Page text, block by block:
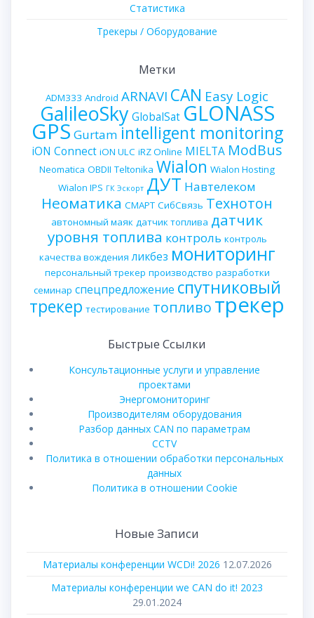
Статистика
Трекеры / Оборудование
Метки
ADM333 Android ARNAVI CAN Easy Logic
GalileoSky GlobalSat GLONASS
GPS Gurtam intelligent monitoring
iON Connect iON ULC iRZ Online MIELTA ModBus
Neomatica OBDII Teltonika Wialon Wialon Hosting
Wialon IPS ГК Эскорт ДУТ Навтелеком
Неоматика СМАРТ СибСвязь Технотон
автономный маяк датчик топлива датчик
уровня топлива контроль контроль
качества вождения ликбез мониторинг
персональный трекер производство разработки
семинар спецпредложение спутниковый
трекер тестирование топливо трекер
Быстрые Ссылки
Консультационные услуги и управление
проектами
Энергомониторинг
Производителям оборудования
Разбор данных CAN по параметрам
CCTV
Политика в отношении обработки персональных
данных
Политика в отношении Cookie
Новые Записи
Материалы конференции WCDi! 2026 12.07.2026
Материалы конференции we CAN do it! 2023
29.01.2024